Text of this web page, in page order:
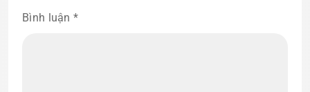
Bình luận *